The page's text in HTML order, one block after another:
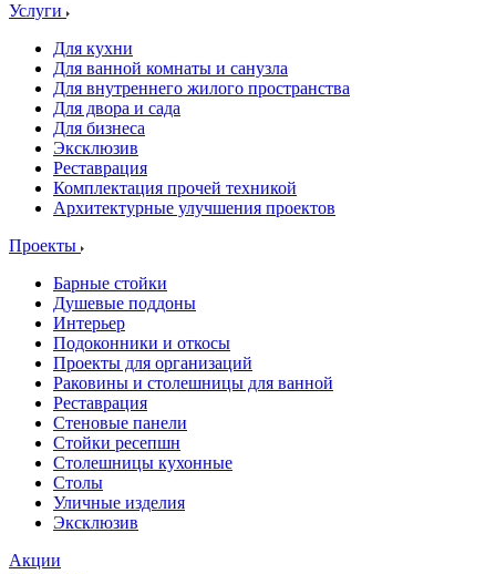
Услуги
Для кухни
Для ванной комнаты и санузла
Для внутреннего жилого пространства
Для двора и сада
Для бизнеса
Эксклюзив
Реставрация
Комплектация прочей техникой
Архитектурные улучшения проектов
Проекты
Барные стойки
Душевые поддоны
Интерьер
Подоконники и откосы
Проекты для организаций
Раковины и столешницы для ванной
Реставрация
Стеновые панели
Стойки ресепшн
Столешницы кухонные
Столы
Уличные изделия
Эксклюзив
Акции